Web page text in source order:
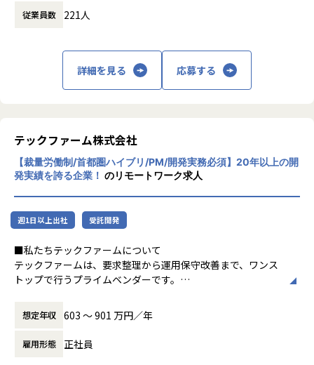
がっています。面接時に「自身の力で仕事を切り拓いていく
の佐藤さんや取締役の松高さんもフランクで上下関係など関
係なく、なんでも気軽に話せる社風に前職との大きな違いを
感じています。SES業界はコミュニケーションが少ないイメ
を実現するための案件も今後はアサインしてくれそうです。
残業もほとんどなく、フルリモート勤務で通勤時間がないた
め、趣味であるアプリ開発に時間を注げるようになったこと
も、とても嬉しいことでした。
会社の定める範囲
制度も仕組みも、すべてそこから逆算して設計しています。
当社では、月間1万件以上の案件の中から、エンジニア自身
が参画する案件を選びます。
営業が一方的にアサインすることはありません。
その中から最終的に選ぶのは、あなた自身です。
実際に、前職で夜勤のある案件で体調を崩したエンジニア
を詰め、9割テレワークの理想の環境を実現したケースもあ
ります。
【シンプルで透明な給与体系】
案件参画単価に対し、会社の利益は一律10万円。
残りはすべてエンジニアに還元します。
いて、会社がいくら取っているか」が一目で分かります。
が、Yakudoではこれが当たり前です。
私たちファインディは、「挑戦するエンジニアのプラットフ
り組んできました。
・ハイスキルなフリーランスエンジニア紹介サービス「Find
y Freelance」（https://freelance.findy-code.io/）
・経営と開発現場をつなぐAI戦略支援SaaS「Findy Team+」
dy-tools.io/）
・テックカンファレンスのプラットフォーム「Findy Confer
ence」（https://conference.findy-code.io/）
といった5つのサービスを展開し、サービスの累計会員登録
数は約26.7万人、国内外のスタートアップから大企業まで4,0
また、「技術立国日本を取り戻す」という設立趣意のもと、
ndy Team+」を展開しています。
ョンの技術選定
【このポジションの魅力】
・自社プロダクトと受託開発の両方で、多様な技術スタック
（例：AWS/React/Node.js）を習得可能
ックリードとしての成長機会が豊富
・新しいAIツールやフレームワークの導入、既存システムへ
のAI機能の組み込みなど、技術選定やアーキテクチャ設計に
も裁量を持って関与可能
【弊社で実現できる働き方・魅力】
・VPoE（取締役兼エンジニアリング責任者）と協働で、技
術特化型からマネジメント志向まで柔軟なキャリアプランを
構築できます。
・1on1の時間などを設定し、キャリア～プライベートまで
オープンコミュニケーションをとることもできます。
実装まで主体的に推進し、ChatGPTをはじめとする生成AIの
・多様な開発手法（ウォーターフォール、アジャイル、スク
従業員数 221人
詳細を見る 応募する
テックファーム株式会社
【裁量労働制/首都圏ハイブリ/PM/開発実務必須】20年以上の開
発実績を誇る企業！ のリモートワーク求人
週1日以上出社 受託開発
■私たちテックファームについて
テックファームは、要求整理から運用保守改善まで、ワンス
トップで行うプライムベンダーです。
ービスを直接ヒアリング、提案、設計、開発を実施し、サー
ビスの保守運用、継続提案まで担います。
1998年当時、インターネットベンチャーの技術部門だったメ
想定年収 603 〜 901 万円／年
雇用形態 正社員